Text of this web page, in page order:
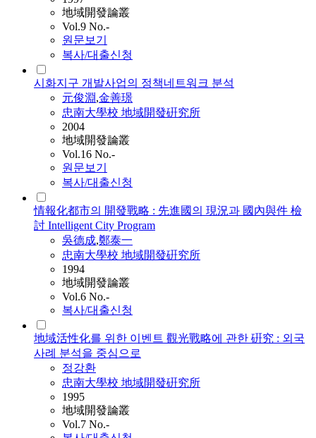
地域開發論叢
Vol.9 No.-
원문보기
복사/대출신청
시화지구 개발사업의 정책네트워크 분석
元俊淵,金善璟
忠南大學校 地域開發硏究所
2004
地域開發論叢
Vol.16 No.-
원문보기
복사/대출신청
情報化都市의 開發戰略 : 先進國의 現況과 國內與件 檢
討 Intelligent City Program
吳德成,鄭泰一
忠南大學校 地域開發硏究所
1994
地域開發論叢
Vol.6 No.-
복사/대출신청
地域活性化를 위한 이벤트 觀光戰略에 관한 硏究 : 외국
사례 분석을 중심으로
정강환
忠南大學校 地域開發硏究所
1995
地域開發論叢
Vol.7 No.-